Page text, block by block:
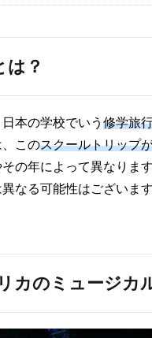
は？
本の学校でいう 修学旅
このスクールトリップ
の年によって異なります
なる可能性はございま
カのミュージカ